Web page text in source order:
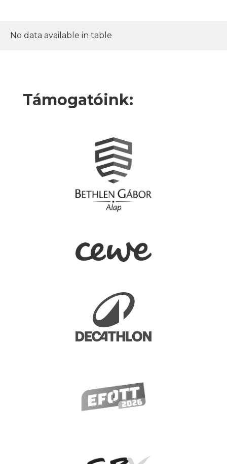
No data available in table
Támogatóink: